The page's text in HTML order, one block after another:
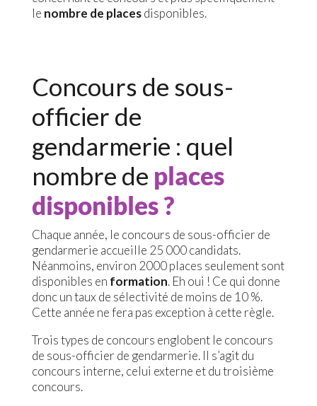
le nombre de placesdisponibles.
Concours de sous-
officier de
gendarmerie : quel
nombre de places
disponibles ?
Chaque année, le concours de sous-officier de
gendarmerie accueille 25 000 candidats.
Néanmoins, environ 2000 places seulement sont
disponibles en formation. Eh oui ! Ce qui donne
donc un taux de sélectivité de moins de 10 %.
Cette année ne fera pas exception à cette règle.
Trois types de concours englobent le concours
de sous-officier de gendarmerie. Il s’agit du
concours interne, celui externe et du troisième
concours.